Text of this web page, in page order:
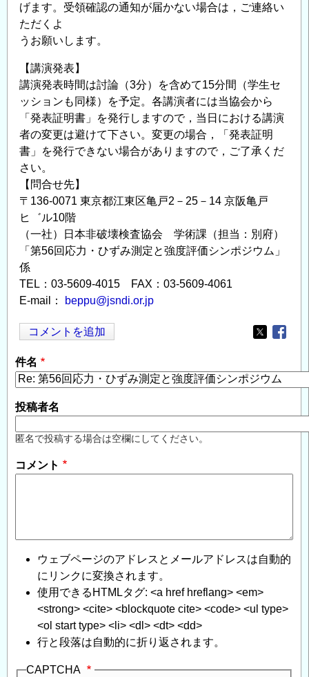
げます。受領確認の通知が届かない場合は，ご連絡い
ただくよ
うお願いします。
【講演発表】
講演発表時間は討論（3分）を含めて15分間（学生セ
ッションも同様）を予定。各講演者には当協会から
「発表証明書」を発行しますので，当日における講演
者の変更は避けて下さい。変更の場合，「発表証明
書」を発行できない場合がありますので，ご了承くだ
さい。
【問合せ先】
〒136-0071 東京都江東区亀戸2－25－14 京阪亀戸
ヒ゛ル10階
（一社）日本非破壊検査協会 学術課（担当：別府）
「第56回応力・ひずみ測定と強度評価シンポジウム」
係
TEL：03-5609-4015 FAX：03-5609-4061
E-mail：
beppu@jsndi.or.jp
コメントを追加
Opens in
件名
投稿者名
匿名で投稿する場合は空欄にしてください。
コメント
ウェブページのアドレスとメールアドレスは自動的
にリンクに変換されます。
使用できるHTMLタグ: <a href hreflang> <em>
<strong> <cite> <blockquote cite> <code> <ul type>
<ol start type> <li> <dl> <dt> <dd>
行と段落は自動的に折り返されます。
CAPTCHA